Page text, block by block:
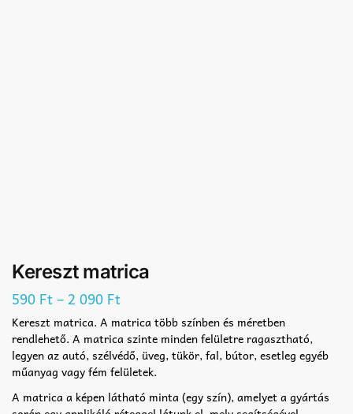
Kereszt matrica
590 Ft– 2 090 Ft
Kereszt matrica. A matrica több színben és méretben
rendlehető. A matrica szinte minden felületre ragasztható,
legyen az autó, szélvédő, üveg, tükör, fal, bútor, esetleg egyéb
műanyag vagy fém felületek.
A matrica a képen látható minta (egy szín), amelyet a gyártás